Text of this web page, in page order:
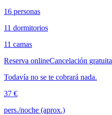
16 personas
11 dormitorios
11 camas
Reserva onlineCancelación gratuita
Todavía no se te cobrará nada.
37 €
pers./noche (aprox.)